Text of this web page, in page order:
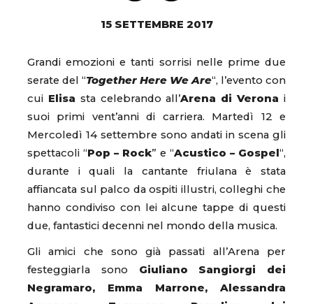
15 SETTEMBRE 2017
Grandi emozioni e tanti sorrisi nelle prime due
serate del “Together Here We Are“, l’evento con
cui Elisa sta celebrando all’Arena di Verona i
suoi primi vent’anni di carriera. Martedì 12 e
Mercoledì 14 settembre sono andati in scena gli
spettacoli “Pop – Rock” e “Acustico – Gospel“,
durante i quali la cantante friulana è stata
affiancata sul palco da ospiti illustri, colleghi che
hanno condiviso con lei alcune tappe di questi
due, fantastici decenni nel mondo della musica.
Gli amici che sono già passati all’Arena per
festeggiarla sono Giuliano Sangiorgi dei
Negramaro, Emma Marrone, Alessandra